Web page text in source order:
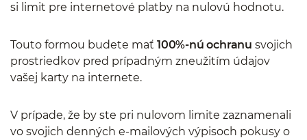
si limit pre internetové platby na nulovú hodnotu.
Touto formou budete mať 100%-nú ochranu svojich
prostriedkov pred prípadným zneužitím údajov
vašej karty na internete.
V prípade, že by ste pri nulovom limite zaznamenali
vo svojich denných e-mailových výpisoch pokusy o